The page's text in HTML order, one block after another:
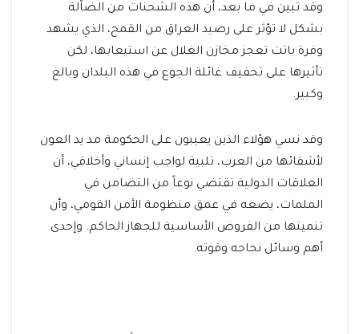
وقد تبين في ما بعد، أن هذه الشحنات من الضآلة
بشكل لا تؤثر على رصيد العراق من القمح، الذي يشهد
وفرة باتت تعجز مخازن الغلال عن استيعابها، لكن
تأثيرها على تخفيف غائلة الجوع في هذه البلدان وبالغ
وكبير.
وقد نسي هؤلاء الذين يعيبون على الحكومة مد يد العون
لأشقائها من العرب، تلبية لواجب إنساني وأخلاقي، أن
العلاقات الدولية تقتضي نوعاً من التضامن في
الملمات، يضعه في عمق منظومة الأمن القومي، وأن
تنميتها من الفروض الأساسية للجهاز الحاكم. وإحدى
أهم وسائل نجاحه وقوته.